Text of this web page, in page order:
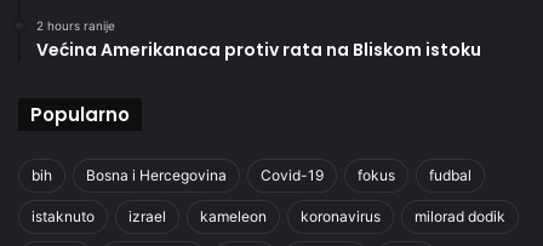
2 hours ranije
Većina Amerikanaca protiv rata na Bliskom istoku
Popularno
bih Bosna i Hercegovina Covid-19 fokus fudbal
istaknuto izrael kameleon koronavirus milorad dodik